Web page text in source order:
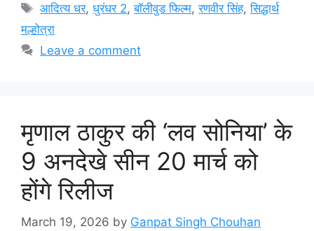
Tags
आदित्य धर,धुरंधर 2,बॉलीवुड फिल्म,रणवीर सिंह,सिद्धार्थ
मल्होत्रा
Leave a comment
मृणाल ठाकुर की ‘लव सोनिया’ के
9 अनदेखे सीन 20 मार्च को
होंगे रिलीज
March 19, 2026 by Ganpat Singh Chouhan